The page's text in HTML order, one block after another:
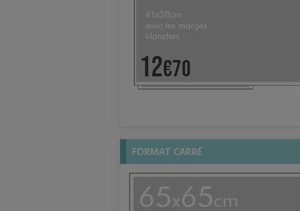
FORMAT CARRÉ